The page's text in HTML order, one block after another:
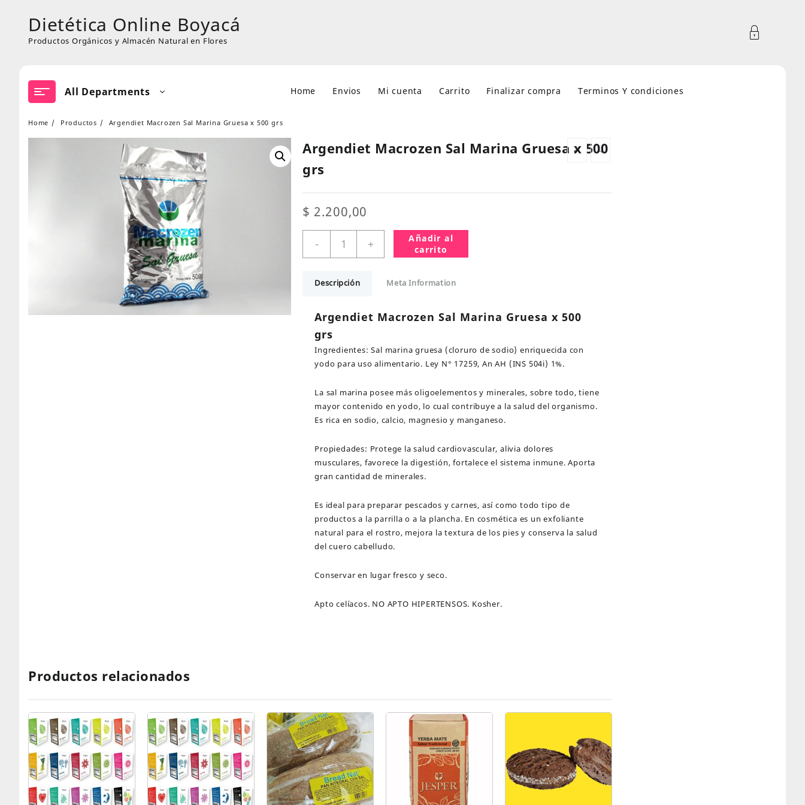
contentDietética Online Boyacá
Productos Orgánicos y Almacén Natural en Flores
All Departments Home Envios Mi cuenta Carrito Finalizar compra Terminos Y condiciones
Home Productos Argendiet Macrozen Sal Marina Gruesa x 500 grs
← →
Argendiet Macrozen Sal Marina Gruesa x 500
grs
$ 2.200,00
-
Macrozen
Sal
Gruesa
grs
cantidad
+
Añadir al
carrito
Descripción Meta Information
Argendiet Macrozen Sal Marina Gruesa x 500
grs
Ingredientes: Sal marina gruesa (cloruro de sodio) enriquecida con
yodo para uso alimentario. Ley N° 17259, An AH (INS 504i) 1%.
La sal marina posee más oligoelementos y minerales, sobre todo, tiene
mayor contenido en yodo, lo cual contribuye a la salud del organismo.
Es rica en sodio, calcio, magnesio y manganeso.
Propiedades: Protege la salud cardiovascular, alivia dolores
musculares, favorece la digestión, fortalece el sistema inmune. Aporta
gran cantidad de minerales.
Es ideal para preparar pescados y carnes, así como todo tipo de
productos a la parrilla o a la plancha. En cosmética es un exfoliante
natural para el rostro, mejora la textura de los pies y conserva la salud
del cuero cabelludo.
Conservar en lugar fresco y seco.
Apto celíacos. NO APTO HIPERTENSOS. Kosher.
Productos relacionados